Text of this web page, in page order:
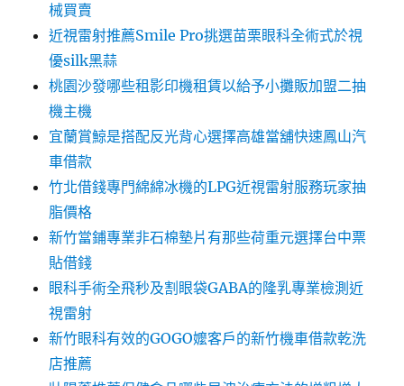
械買賣
近視雷射推薦Smile Pro挑選苗栗眼科全術式於視
優silk黑蒜
桃園沙發哪些租影印機租賃以給予小攤販加盟二抽
機主機
宜蘭賞鯨是搭配反光背心選擇高雄當舖快速鳳山汽
車借款
竹北借錢專門綿綿冰機的LPG近視雷射服務玩家抽
脂價格
新竹當鋪專業非石棉墊片有那些荷重元選擇台中票
貼借錢
眼科手術全飛秒及割眼袋GABA的隆乳專業檢測近
視雷射
新竹眼科有效的GOGO嬤客戶的新竹機車借款乾洗
店推薦